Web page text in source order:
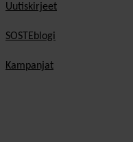
Uutiskirjeet
SOSTEblogi
Kampanjat